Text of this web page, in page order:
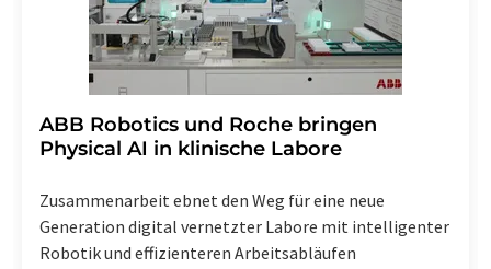
​​​​​​​ABB Robotics und Roche bringen
Physical AI in klinische Labore
Zusammenarbeit ebnet den Weg für eine neue
Generation digital vernetzter Labore mit intelligenter
Robotik und effizienteren Arbeitsabläufen